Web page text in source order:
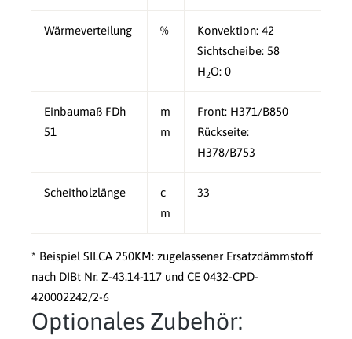
Wärmeverteilung %
Konvektion: 42
Sichtscheibe: 58
H2O: 0
Einbaumaß FDh
51
m
m
Front: H371/B850
Rückseite:
H378/B753
Scheitholzlänge
c
m
33
* Beispiel SILCA 250KM: zugelassener Ersatzdämmstoff
nach DIBt Nr. Z-43.14-117 und CE 0432-CPD-
420002242/2-6
Optionales Zubehör: